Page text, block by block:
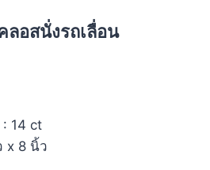
อสนั่งรถเลื่อน
14 ct
x 8 นิ้ว